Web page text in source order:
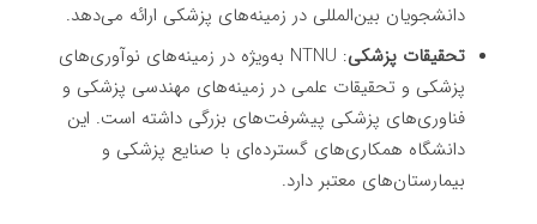
دانشجویان بین‌المللی در زمینه‌های پزشکی ارائه می‌دهد.
تحقیقات پزشکی
: NTNU به‌ویژه در زمینه‌های نوآوری‌های
پزشکی و تحقیقات علمی در زمینه‌های مهندسی پزشکی و
فناوری‌های پزشکی پیشرفت‌های بزرگی داشته است. این
دانشگاه همکاری‌های گسترده‌ای با صنایع پزشکی و
بیمارستان‌های معتبر دارد.